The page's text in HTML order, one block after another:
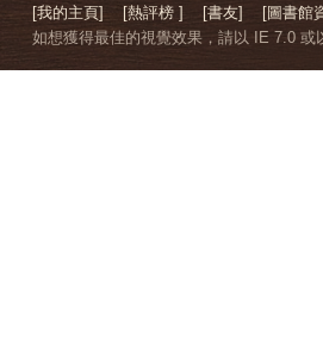
[我的主頁] [熱評榜 ] [書友] [圖書館
如想獲得最佳的視覺效果，請以 IE 7.0